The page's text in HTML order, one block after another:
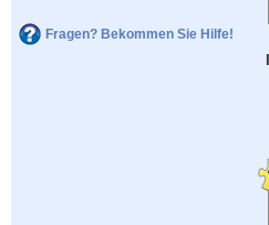
Fragen? Bekommen Sie Hilfe!